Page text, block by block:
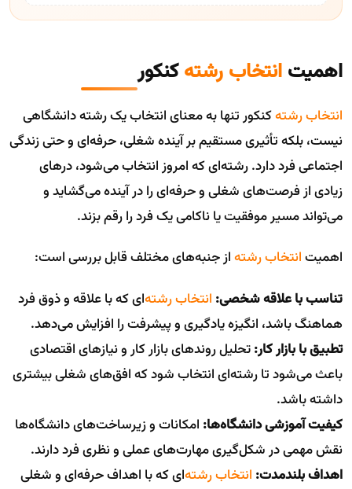
اهمیت انتخاب رشتهکنکور
انتخاب رشتهکنکور تنها به معنای انتخاب یک رشته دانشگاهی
نیست، بلکه تأثیری مستقیم بر آینده شغلی، حرفه‌ای و حتی زندگی
اجتماعی فرد دارد. رشته‌ای که امروز انتخاب می‌شود، درهای
زیادی از فرصت‌های شغلی و حرفه‌ای را در آینده می‌گشاید و
می‌تواند مسیر موفقیت یا ناکامی یک فرد را رقم بزند.
اهمیتانتخاب رشتهاز جنبه‌های مختلف قابل بررسی است:
تناسب با علاقه شخصی: انتخاب رشته‌ای که با علاقه و ذوق فرد
هماهنگ باشد، انگیزه یادگیری و پیشرفت را افزایش می‌دهد.
تطبیق با بازار کار:تحلیل روندهای بازار کار و نیازهای اقتصادی
باعث می‌شود تا رشته‌ای انتخاب شود که افق‌های شغلی بیشتری
داشته باشد.
کیفیت آموزشی دانشگاه‌ها: امکانات و زیرساخت‌های دانشگاه‌ها
نقش مهمی در شکل‌گیری مهارت‌های عملی و نظری فرد دارند.
اهداف بلندمدت: انتخاب رشته‌ای که با اهداف حرفه‌ای و شغلی